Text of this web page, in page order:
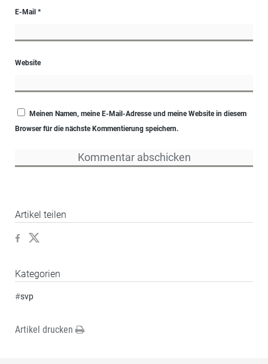
E-Mail *
Website
Meinen Namen, meine E-Mail-Adresse und meine Website in diesem
Browser für die nächste Kommentierung speichern.
Artikel teilen
Kategorien
#svp
Artikel drucken